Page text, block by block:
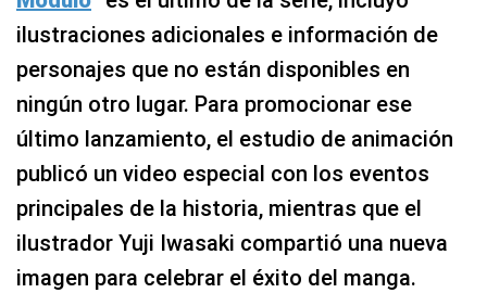
ilustraciones adicionales e información de
personajes que no están disponibles en
ningún otro lugar. Para promocionar ese
último lanzamiento, el estudio de animación
publicó un video especial con los eventos
principales de la historia, mientras que el
ilustrador Yuji Iwasaki compartió una nueva
imagen para celebrar el éxito del manga.